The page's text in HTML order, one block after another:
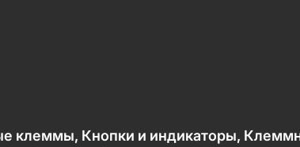
клеммы, Кнопки и индикаторы,